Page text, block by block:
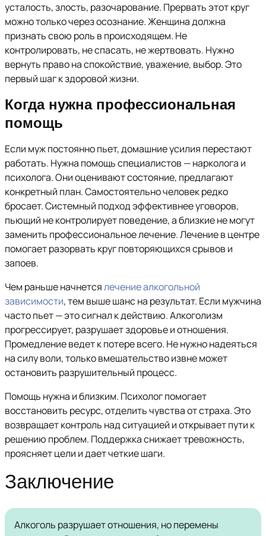
усталость, злость, разочарование. Прервать этот круг
можно только через осознание. Женщина должна
признать свою роль в происходящем. Не
контролировать, не спасать, не жертвовать. Нужно
вернуть право на спокойствие, уважение, выбор. Это
первый шаг к здоровой жизни.
Когда нужна профессиональная
помощь
Если муж постоянно пьет, домашние усилия перестают
работать. Нужна помощь специалистов — нарколога и
психолога. Они оценивают состояние, предлагают
конкретный план. Самостоятельно человек редко
бросает. Системный подход эффективнее уговоров,
пьющий не контролирует поведение, а близкие не могут
заменить профессиональное лечение. Лечение в центре
помогает разорвать круг повторяющихся срывов и
запоев.
Чем раньше начнетсялечение алкогольной
зависимости, тем выше шанс на результат. Если мужчина
часто пьет — это сигнал к действию. Алкоголизм
прогрессирует, разрушает здоровье и отношения.
Промедление ведет к потере всего. Не нужно надеяться
на силу воли, только вмешательство извне может
остановить разрушительный процесс.
Помощь нужна и близким. Психолог помогает
восстановить ресурс, отделить чувства от страха. Это
возвращает контроль над ситуацией и открывает пути к
решению проблем. Поддержка снижает тревожность,
проясняет цели и дает четкие шаги.
Заключение
Алкоголь разрушает отношения, но перемены